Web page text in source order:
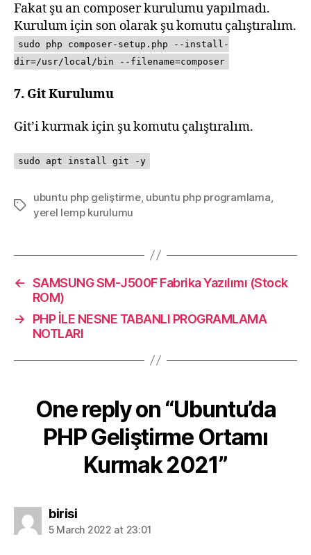
Fakat şu an composer kurulumu yapılmadı.
Kurulum için son olarak şu komutu çalıştıralım.
sudo php composer-setup.php --install-
dir=/usr/local/bin --filename=composer
7. Git Kurulumu
Git’i kurmak için şu komutu çalıştıralım.
sudo apt install git -y
Tags
ubuntu php geliştirme, ubuntu php programlama,
yerel lemp kurulumu
← SAMSUNG SM-J500F Fabrika Yazılımı (Stock
ROM)
→
PHP İLE NESNE TABANLI PROGRAMLAMA
NOTLARI
One reply on “Ubuntu’da
PHP Geliştirme Ortamı
Kurmak 2021”
birisisays:
5 March 2022 at 23:01